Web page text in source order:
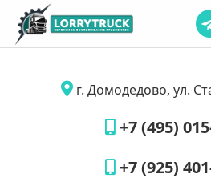
г. Домодедово, ул.
+7 (495)
+7 (925)